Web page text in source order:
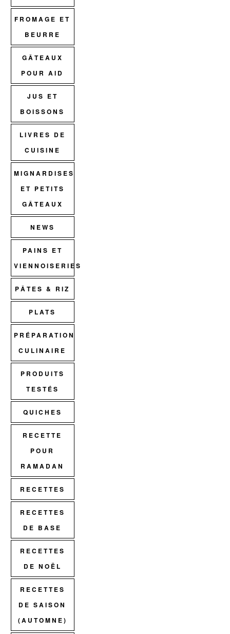
FROMAGE ET
BEURRE
GÂTEAUX
POUR AID
JUS ET
BOISSONS
LIVRES DE
CUISINE
MIGNARDISES
ET PETITS
GÂTEAUX
NEWS
PAINS ET
VIENNOISERIES
PÂTES & RIZ
PLATS
PRÉPARATION
CULINAIRE
PRODUITS
TESTÉS
QUICHES
RECETTE
POUR
RAMADAN
RECETTES
RECETTES
DE BASE
RECETTES
DE NOËL
RECETTES
DE SAISON
(AUTOMNE)